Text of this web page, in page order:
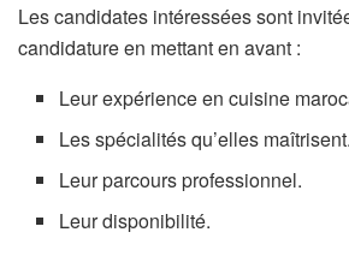
Les candidates intéressées sont
candidature en mettant en avant :
Leur expérience en cuisine
Les spécialités qu’elles maîtrisent.
Leur parcours professionnel.
Leur disponibilité.